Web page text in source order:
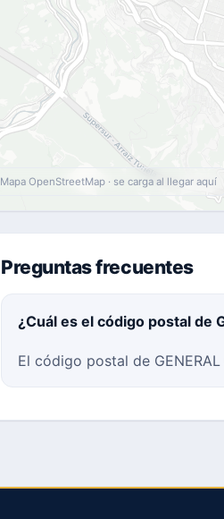
Mapa OpenStreetMap · se carga al llegar aquí
Preguntas frecuentes
¿Cuál es el código postal de
El código postal de